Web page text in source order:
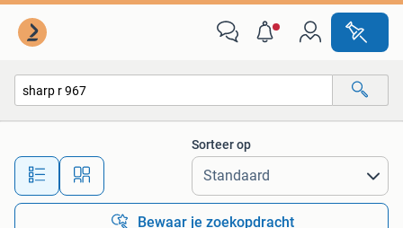
Alle afstanden…
Sorteer op
Bewaar je zoekopdracht